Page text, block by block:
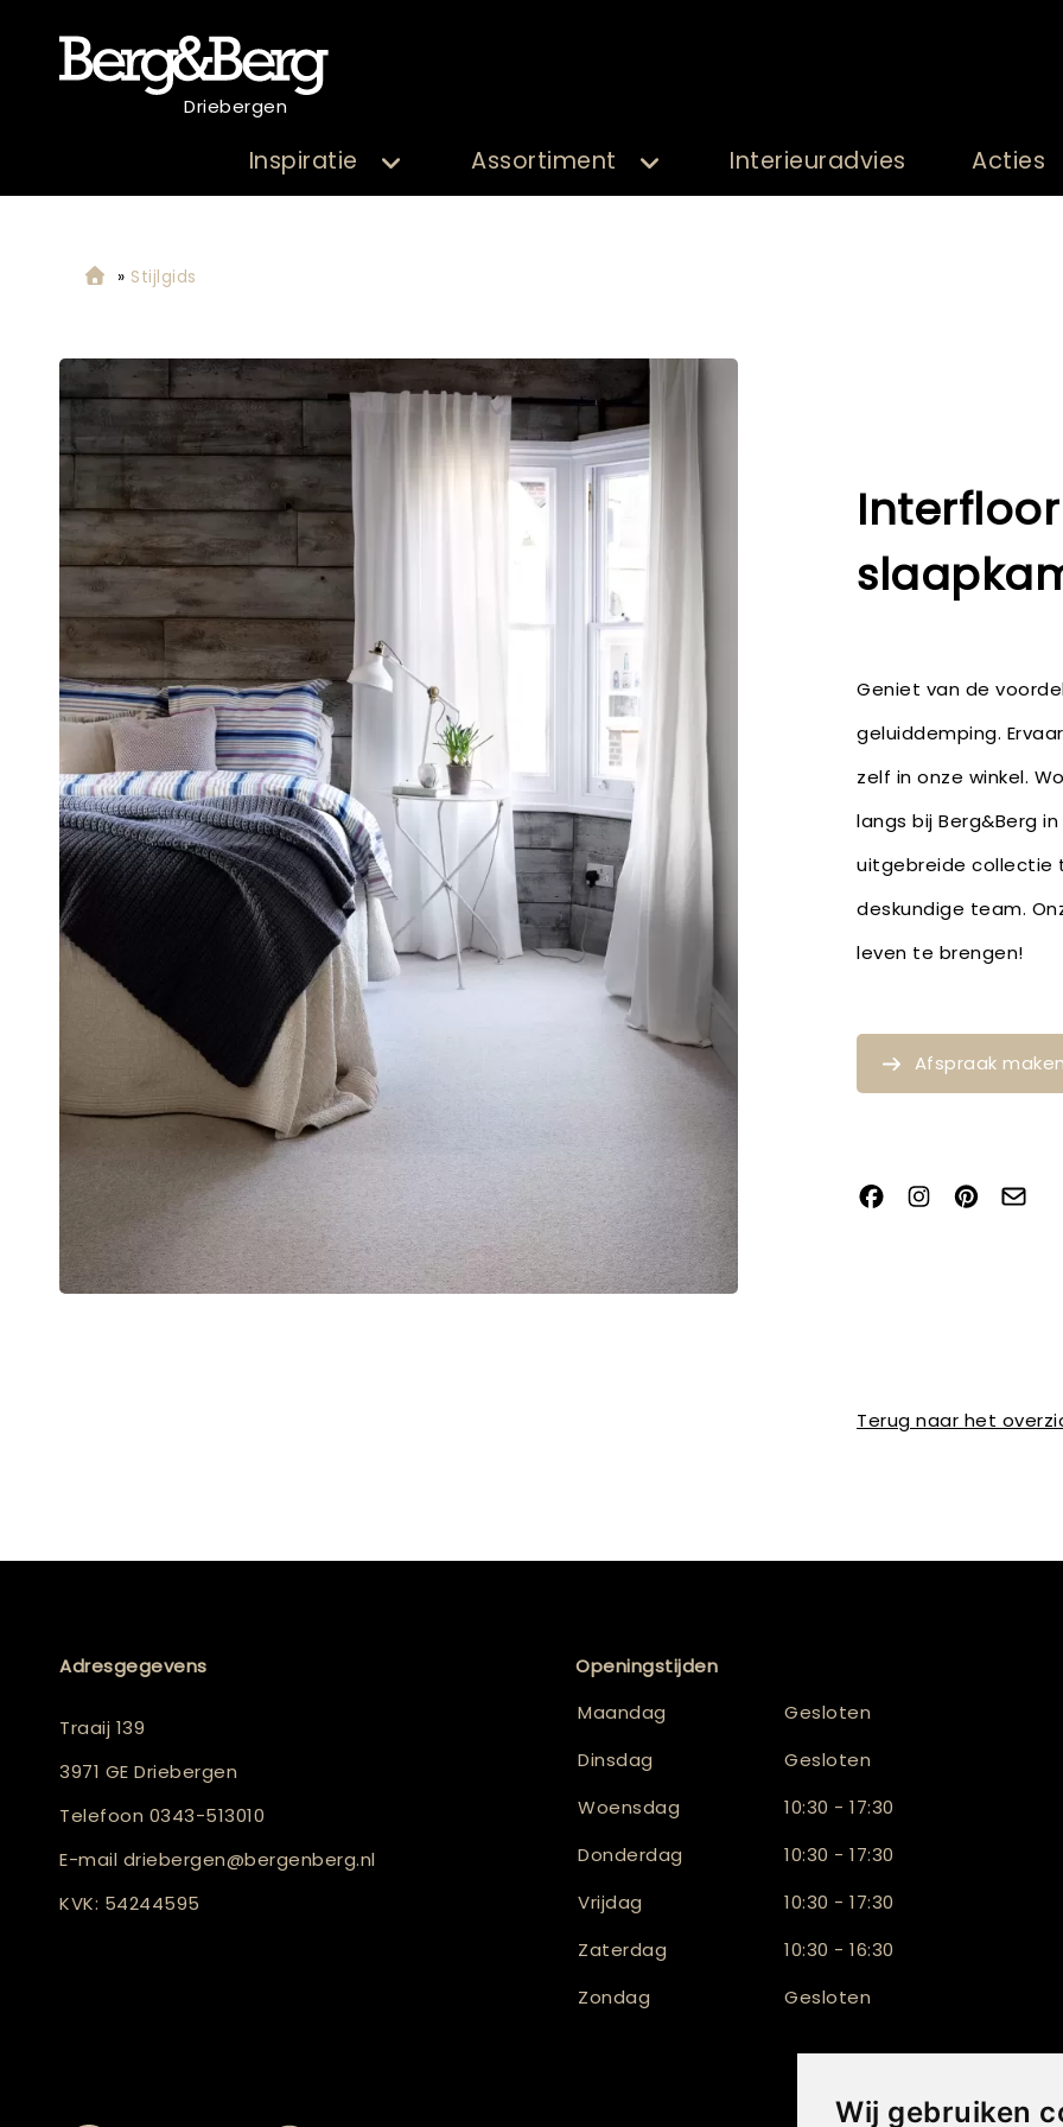
Wij gebruiken
Driebergen
Inspiratie Assortiment Interieuradvies Acties
» Stijlgids
Geniet van de
geluiddemping.
zelf in onze winkel.
langs bij Berg&Berg
uitgebreide collectie
deskundige team.
leven te brengen!
Afspraak
Terug naar het
Adresgegevens
Traaij 139
3971 GE Driebergen
Telefoon 0343-513010
E-mail driebergen@bergenberg.nl
KVK: 54244595
Openingstijden
Maandag
Gesloten
Dinsdag
Gesloten
Woensdag
10:30 - 17:30
Donderdag
10:30 - 17:30
Vrijdag
10:30 - 17:30
Zaterdag
10:30 - 16:30
Zondag
Gesloten